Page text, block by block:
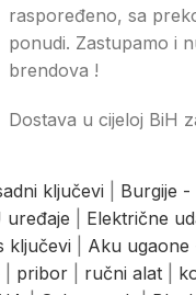
raspoređeno, sa
ponudi. Zastupamo i
brendova !
Dostava u cijeloj BiH
ključevi Burgije
uređaje Električne
ključevi Aku ugaone
pribor ručni alat